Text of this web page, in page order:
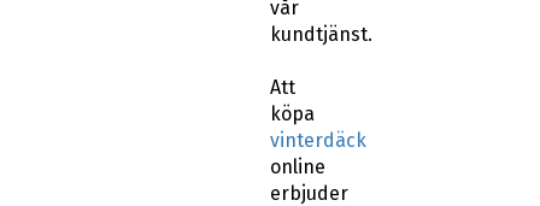
vår
kundtjänst.
Att
köpa
vinterdäck
online
erbjuder